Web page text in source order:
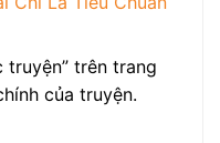
truyện” trên trang
của truyện.